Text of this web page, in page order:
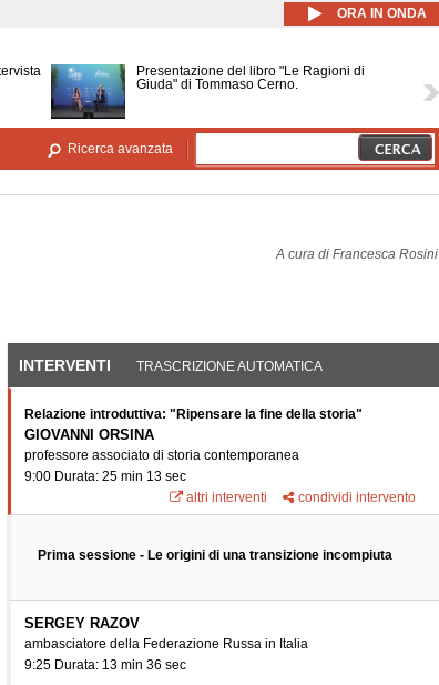
principale ORA IN ONDA
Presentazione del libro "Le Ragioni di
Giuda" di Tommaso Cerno.
Ricerca avanzata
A cura di Francesca Rosini
INTERVENTI (SCHEDA ATTIVA)
TRASCRIZIONE AUTOMATICA
presentazione del Convegno
Relazione introduttiva: "Ripensare la fine della storia"
GIOVANNI ORSINA
professore associato di storia contemporanea
9:00 Durata: 25 min 13 sec
altri interventi
condividi intervento
Prima sessione - Le origini di una transizione incompiuta
SERGEY RAZOV
ambasciatore della Federazione Russa in Italia
9:25 Durata: 13 min 36 sec